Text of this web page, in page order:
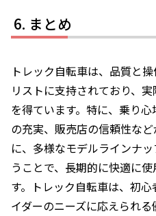
まとめ
トレック自転車は、品質と
リストに支持されており、
を得ています。特に、乗り
の充実、販売店の信頼性な
に、多様なモデルラインナ
うことで、長期的に快適に
す。トレック自転車は、初
イダーのニーズに応えられ